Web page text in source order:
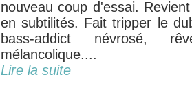
nouveau coup d'essai.
en subtilités. Fait tripper le
bass-addict névrosé,
mélancolique....
Lire la suite